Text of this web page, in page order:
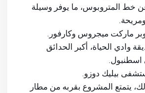
خط المتروبوس، ما يوفر وسيلة
وادي الحياة، أكبر الحدائق
اسطنبول.
يتمتع المشروع بقربه من مطار